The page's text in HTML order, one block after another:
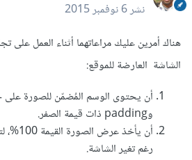
نشر6 نوفمبر 2015
هناك أمرين عليك مراعاتهما أثناء العمل على
الشاشة العارضة للموقع:
وpadding ذات قيمة الصفر.
أن يأخذ
رغم تغير الشاشة.